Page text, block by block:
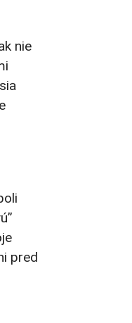
nie
pred